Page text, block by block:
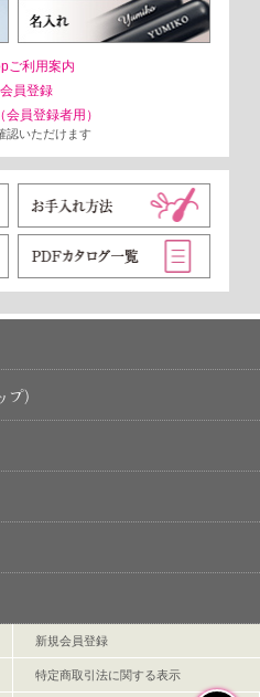
を乗せやすかったです。
りで助かりました。どのブラ
かったです。
て本当に肌ざわりが良いで
した。
、肌触りも柔らかいので、毎
ご利用案内
員登録
員登録者用）
認いただけます
）
新規会員登録
特定商取引法に関する表示